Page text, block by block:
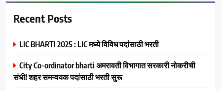
Recent Posts
LIC BHARTI 2025 : LIC मध्ये विविध पदांसाठी भरती
City Co-ordinator bharti अमरावती विभागात सरकारी नोकरीची
संधी! शहर समन्वयक पदांसाठी भरती सुरू